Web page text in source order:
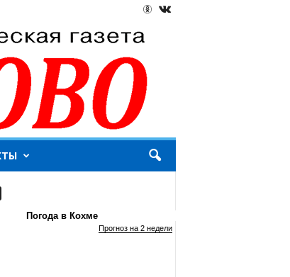
Погода в Кохме
Прогноз на 2 недели